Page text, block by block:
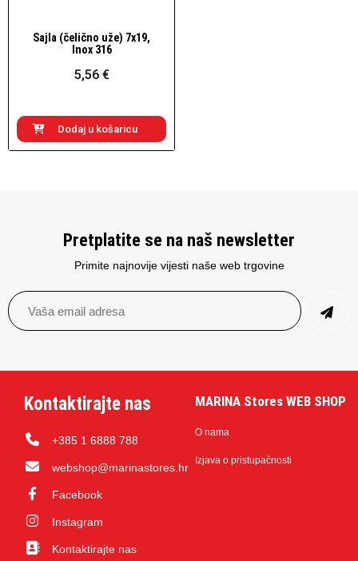
Brzi pogled
Sajla (čelično uže) 7x19,
Inox 316
5,56 €
Dodaj u košaricu
Pretplatite se na naš newsletter
Primite najnovije vijesti naše web trgovine
Kontaktirajte nas
+385 1 6888 788
webshop@marinastores.hr
Facebook
Instagram
Kontaktirajte nas
MARINA Stores WEB SHOP
O nama
Izjava o pristupačnosti